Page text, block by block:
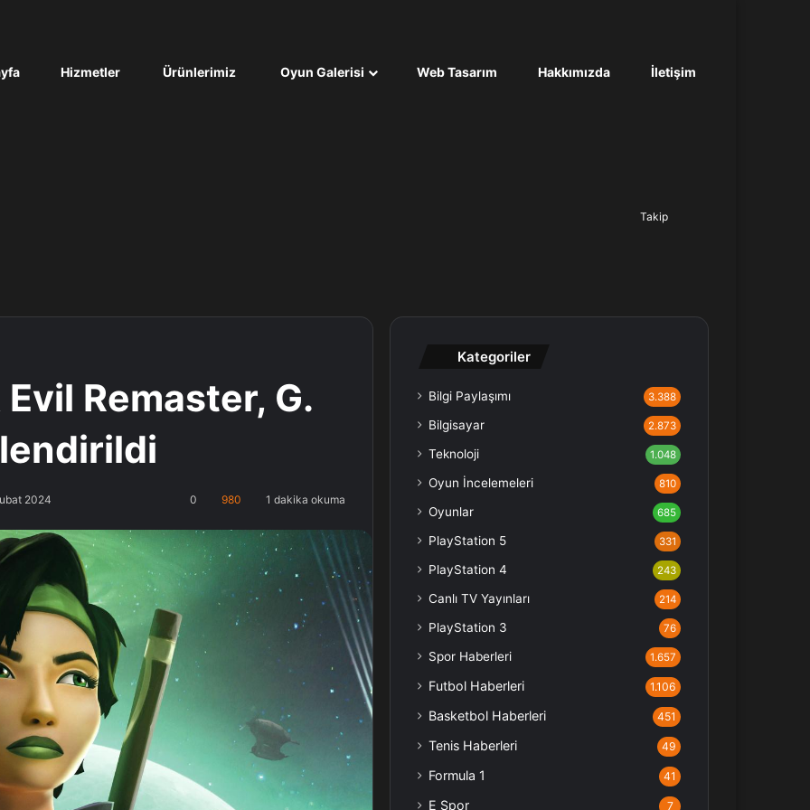
Hizmetler Ürünlerimiz Oyun Galerisi Web Tasarım Hakkımızda İletişim
Takip
Remaster, G.
2024 0 980 1 dakika okuma
Kategoriler
Bilgi Paylaşımı 3.388
Bilgisayar 2.873
Teknoloji 1.048
Oyun İncelemeleri 810
Oyunlar 685
PlayStation 5 331
PlayStation 4 243
Canlı TV Yayınları 214
PlayStation 3 76
Spor Haberleri 1.657
Futbol Haberleri 1.106
Basketbol Haberleri 451
Tenis Haberleri 49
Formula 1 41
E Spor 7